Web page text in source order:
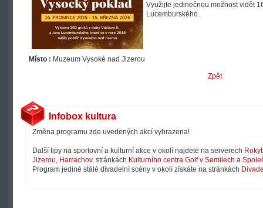
Využijte jedinečnou možnost vidět
Lucemburského.
Místo : Muzeum Vysoké nad Jizerou
Zpět
Infobox kultura
Změna programu zde uvedených akcí vyhrazena!
Další tipy na sportovní a kulturní akce v okolí najdete na serverech
Jizerou, Harrachov, stránkách Kulturního centra Golf v Semilech a
Program jediné stálé divadelní scény v okolí získáte na stránkách